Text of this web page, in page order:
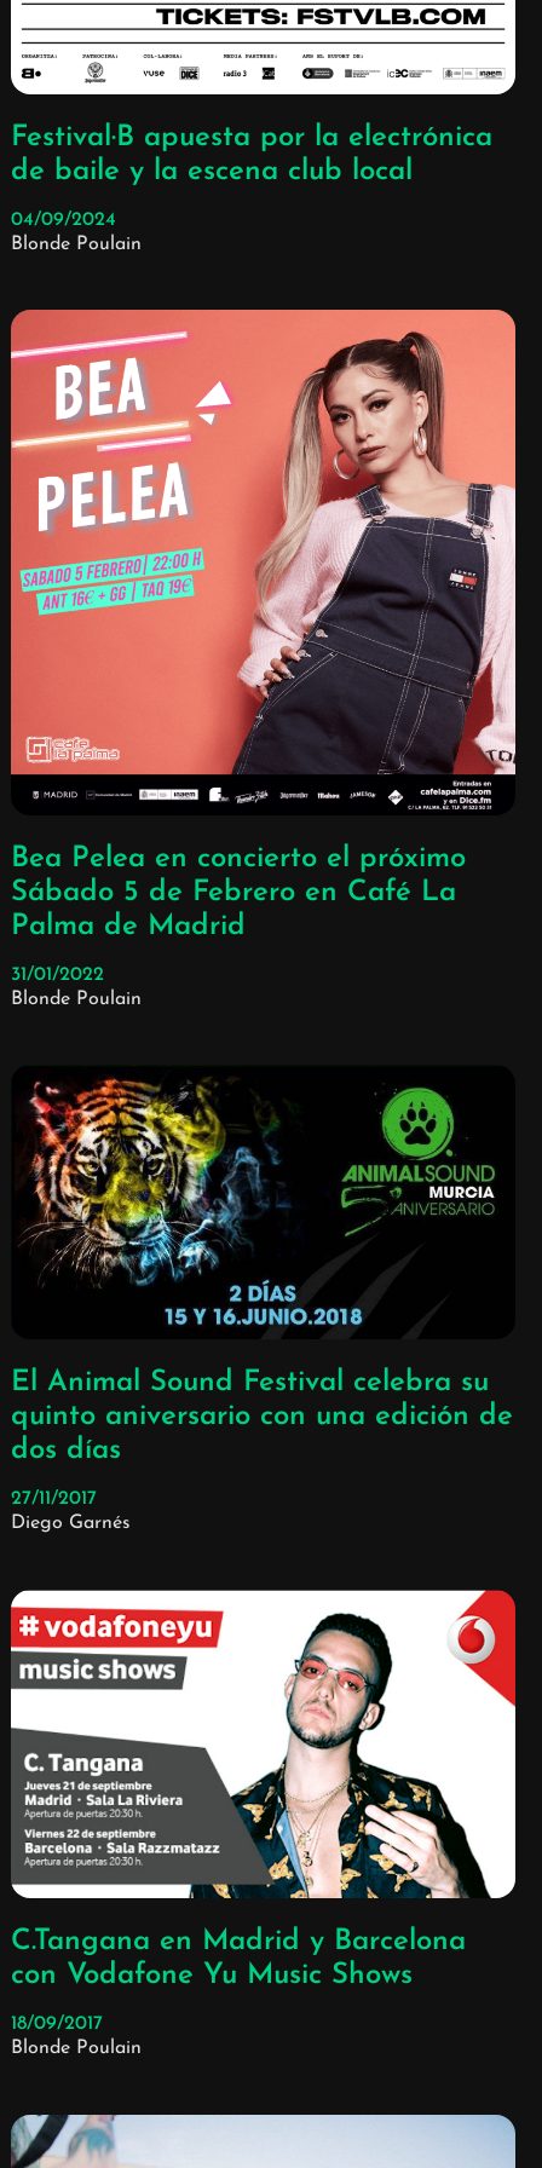
Festival·B apuesta por la electrónica
de baile y la escena club local
04/09/2024
Blonde Poulain
Bea Pelea en concierto el próximo
Sábado 5 de Febrero en Café La
Palma de Madrid
31/01/2022
Blonde Poulain
El Animal Sound Festival celebra su
quinto aniversario con una edición de
dos días
27/11/2017
Diego Garnés
C.Tangana en Madrid y Barcelona
con Vodafone Yu Music Shows
18/09/2017
Blonde Poulain